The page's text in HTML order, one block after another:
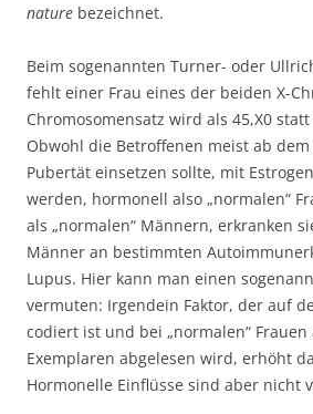
nature bezeichnet.
Beim sogenannten Turner- oder
fehlt einer Frau eines der beiden X-
Chromosomensatz wird als 45,X0
Obwohl die Betroffenen meist ab
Pubertät einsetzen sollte, mit
werden, hormonell also „normalen“
als „normalen“ Männern, erkranken
Männer an bestimmten
Lupus. Hier kann man einen
vermuten: Irgendein Faktor, der auf
codiert ist und bei „normalen“
Exemplaren abgelesen wird, erhöht
Hormonelle Einflüsse sind aber nicht